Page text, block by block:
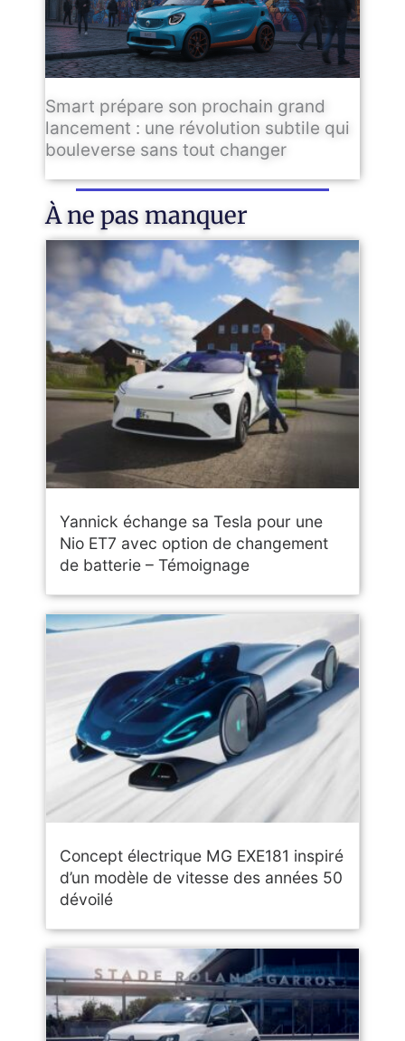
Smart prépare son prochain grand
lancement : une révolution subtile qui
bouleverse sans tout changer
À ne pas manquer
Yannick échange sa Tesla pour une
Nio ET7 avec option de changement
de batterie – Témoignage
Concept électrique MG EXE181 inspiré
d’un modèle de vitesse des années 50
dévoilé